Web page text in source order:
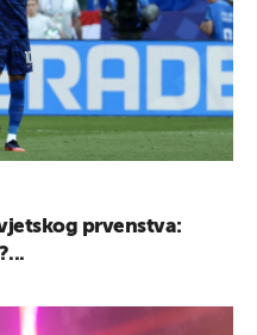
prvenstva: